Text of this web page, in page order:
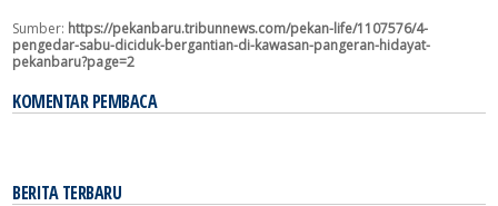
Sumber: https://pekanbaru.tribunnews.com/pekan-life/1107576/4-
pengedar-sabu-diciduk-bergantian-di-kawasan-pangeran-hidayat-
pekanbaru?page=2
KOMENTAR PEMBACA
BERITA TERBARU